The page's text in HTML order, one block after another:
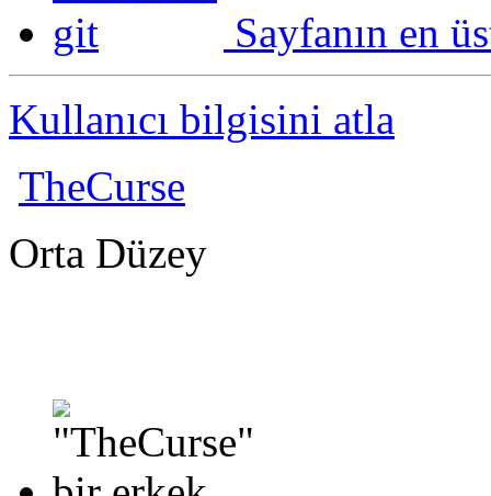
Sayfanın en
Kullanıcı bilgisini atla
TheCurse
Orta Düzey